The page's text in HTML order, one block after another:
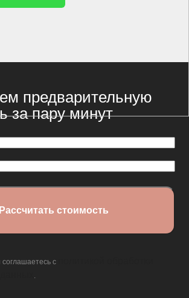
предварительную
за пару минут
с
.